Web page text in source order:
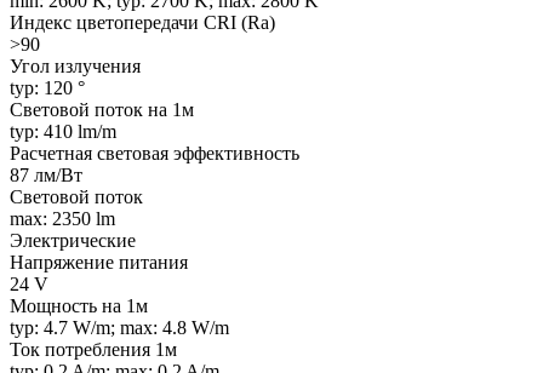
Индекс цветопередачи CRI (Ra)
>90
Угол излучения
typ: 120 °
Световой поток на 1м
typ: 410 lm/m
Расчетная световая эффективность
87 лм/Вт
Световой поток
max: 2350 lm
Электрические
Напряжение питания
24 V
Мощность на 1м
typ: 4.7 W/m; max: 4.8 W/m
Ток потребления 1м